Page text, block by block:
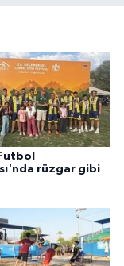
rüzgar gibi